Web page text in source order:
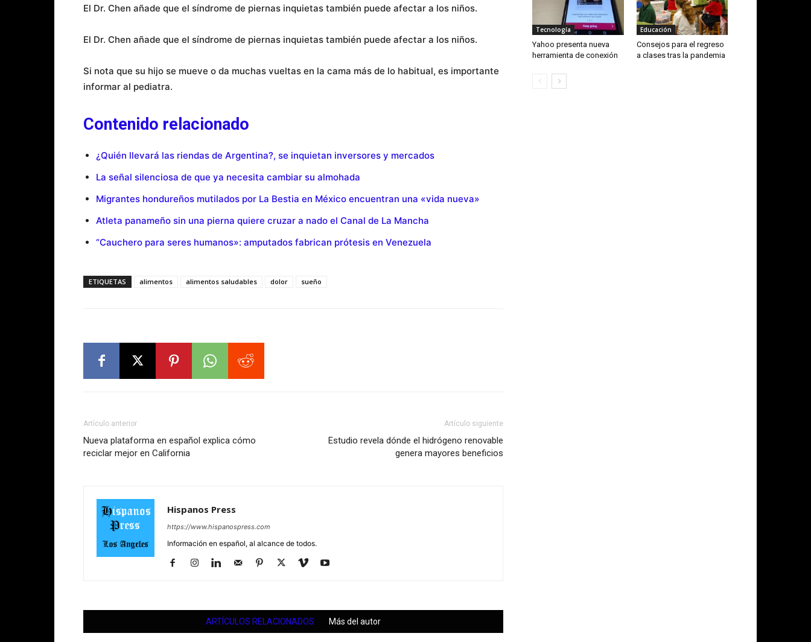
El Dr. Chen añade que el síndrome de piernas inquietas también puede afectar a los niños.
El Dr. Chen añade que el síndrome de piernas inquietas también puede afectar a los niños.
Si nota que su hijo se mueve o da muchas vueltas en la cama más de lo habitual, es importante
informar al pediatra.
Contenido relacionado
¿Quién llevará las riendas de Argentina?, se inquietan inversores y mercados
La señal silenciosa de que ya necesita cambiar su almohada
Migrantes hondureños mutilados por La Bestia en México encuentran una «vida nueva»
Atleta panameño sin una pierna quiere cruzar a nado el Canal de La Mancha
“Cauchero para seres humanos»: amputados fabrican prótesis en Venezuela
ETIQUETAS alimentos alimentos saludables dolor sueño
Artículo anterior
Nueva plataforma en español explica cómo
reciclar mejor en California
Artículo siguiente
Estudio revela dónde el hidrógeno renovable
genera mayores beneficios
Hispanos Press
https://www.hispanospress.com
Información en español, al alcance de todos.
ARTÍCULOS RELACIONADOS Más del autor
Tecnología
Yahoo presenta nueva
herramienta de conexión
Educación
Consejos para el regreso
a clases tras la pandemia